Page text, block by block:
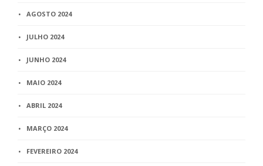
AGOSTO 2024
JULHO 2024
JUNHO 2024
MAIO 2024
ABRIL 2024
MARÇO 2024
FEVEREIRO 2024